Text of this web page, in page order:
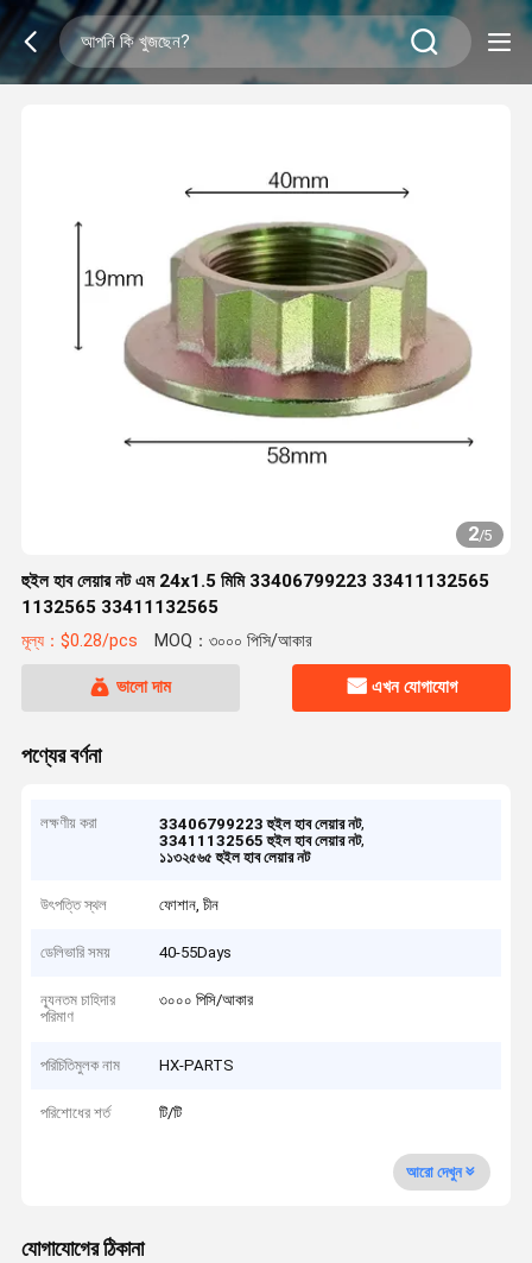
2/5
হুইল হাব লেয়ার নট এম 24x1.5 মিমি 33406799223 33411132565
1132565 33411132565
মূল্য：$0.28/pcs MOQ：৩০০০ পিসি/আকার
ভালো দাম এখন যোগাযোগ
পণ্যের বর্ণনা
লক্ষণীয় করা 33406799223 হুইল হাব লেয়ার নট,
33411132565 হুইল হাব লেয়ার নট,
১১৩২৫৬৫ হুইল হাব লেয়ার নট
উৎপত্তি স্থল ফোশান, চীন
ডেলিভারি সময় 40-55Days
ন্যূনতম চাহিদার
পরিমাণ
৩০০০ পিসি/আকার
পরিচিতিমুলক নাম HX-PARTS
পরিশোধের শর্ত টি/টি
আরো দেখুন
যোগাযোগের ঠিকানা